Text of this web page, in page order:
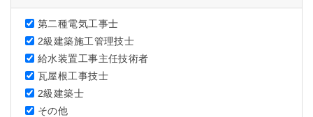
第二種電気工事士
2級建築施工管理技士
給水装置工事主任技術者
瓦屋根工事技士
2級建築士
その他